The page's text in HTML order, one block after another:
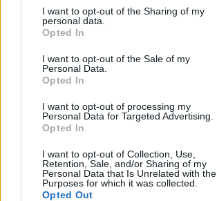
I want to opt-out of the Sharing of my
personal data.
Opted In
I want to opt-out of the Sale of my
Personal Data.
Opted In
I want to opt-out of processing my
Personal Data for Targeted Advertising.
Opted In
I want to opt-out of Collection, Use,
Retention, Sale, and/or Sharing of my
Personal Data that Is Unrelated with the
Purposes for which it was collected.
Opted Out